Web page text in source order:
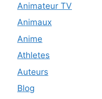
Animateur TV
Animaux
Anime
Athletes
Auteurs
Blog